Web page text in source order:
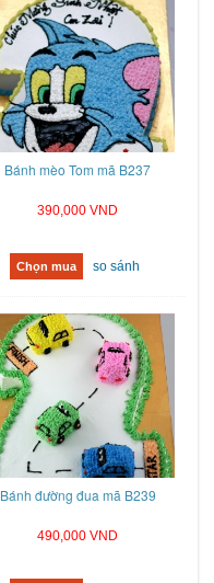
Bánh mèo Tom mã B237
390,000 VND
Chọn mua so sánh
Bánh đường đua mã B239
490,000 VND